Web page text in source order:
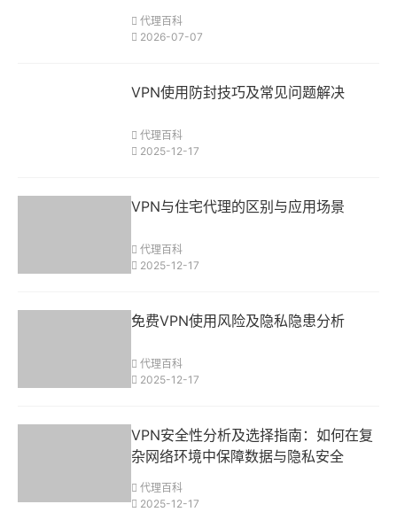
代理百科
2026-07-07
VPN使用防封技巧及常见问题解决
代理百科
2025-12-17
VPN与住宅代理的区别与应用场景
代理百科
2025-12-17
免费VPN使用风险及隐私隐患分析
代理百科
2025-12-17
VPN安全性分析及选择指南：如何在复
杂网络环境中保障数据与隐私安全
代理百科
2025-12-17